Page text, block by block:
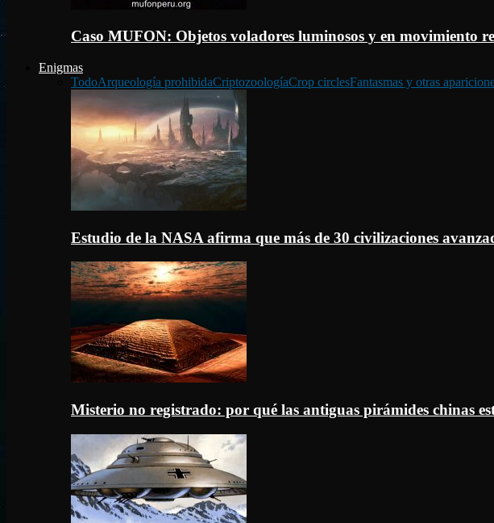
Caso MUFON: Objetos voladores luminosos y en movimiento
Enigmas
TodoArqueología prohibidaCriptozoologíaCrop circlesFantasmas y otras
Estudio de la NASA afirma que más de 30 civilizaciones
Misterio no registrado: por qué las antiguas pirámides chinas